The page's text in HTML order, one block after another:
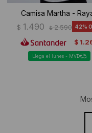
Camisa Martha -
$ 1.490 $ 2.590 42
$
Llega el lunes - MVD